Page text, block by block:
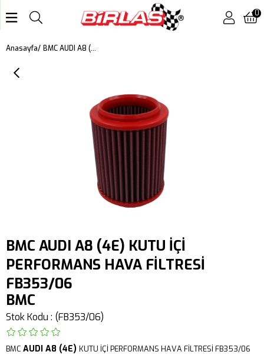
0
Anasayfa BMC AUDI A8 (4E) KUTU İÇİ PERFORMANS HAVA FİLTRESİ FB353/06
BMC AUDI A8 (4E) KUTU İÇİ
PERFORMANS HAVA FİLTRESİ
FB353/06
BMC
Stok Kodu (FB353/06)
BMC AUDI A8 (4E) KUTU İÇİ PERFORMANS HAVA FİLTRESİ FB353/06